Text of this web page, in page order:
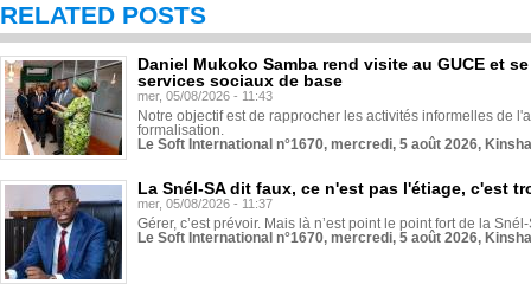
RELATED POSTS
Daniel Mukoko Samba rend visite au GUCE et
services sociaux de base
mer, 05/08/2026 - 11:43
Notre objectif est de rapprocher les activités informelles de
formalisation.
Le Soft International n°1670, mercredi, 5 août 2026,
La Snél-SA dit faux, ce n'est pas l'étiage, c'est
mer, 05/08/2026 - 11:37
Gérer, c’est prévoir. Mais là n’est point le point fort de la
Le Soft International n°1670, mercredi, 5 août 2026,